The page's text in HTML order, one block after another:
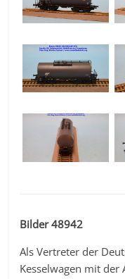
Bilder 48942
Als Vertreter der
Kesselwagen mit der